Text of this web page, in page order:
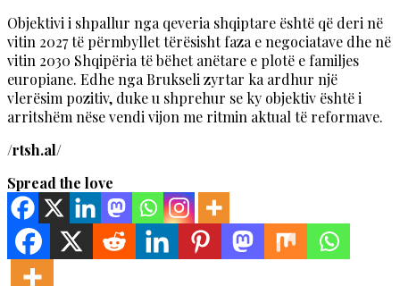
Objektivi i shpallur nga qeveria shqiptare është që deri në
vitin 2027 të përmbyllet tërësisht faza e negociatave dhe në
vitin 2030 Shqipëria të bëhet anëtare e plotë e familjes
europiane. Edhe nga Brukseli zyrtar ka ardhur një
vlerësim pozitiv, duke u shprehur se ky objektiv është i
arritshëm nëse vendi vijon me ritmin aktual të reformave.
/rtsh.al/
Spread the love